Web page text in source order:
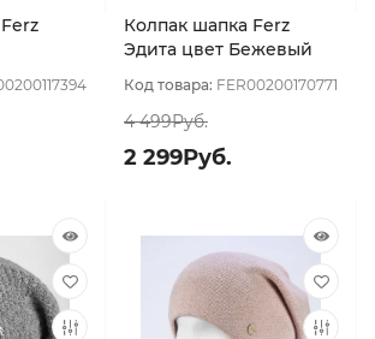
Колпак шапка Ferz
Эдита цвет Бежевый
Код товара: FER00200170771
4 499Руб.
2 299Руб.